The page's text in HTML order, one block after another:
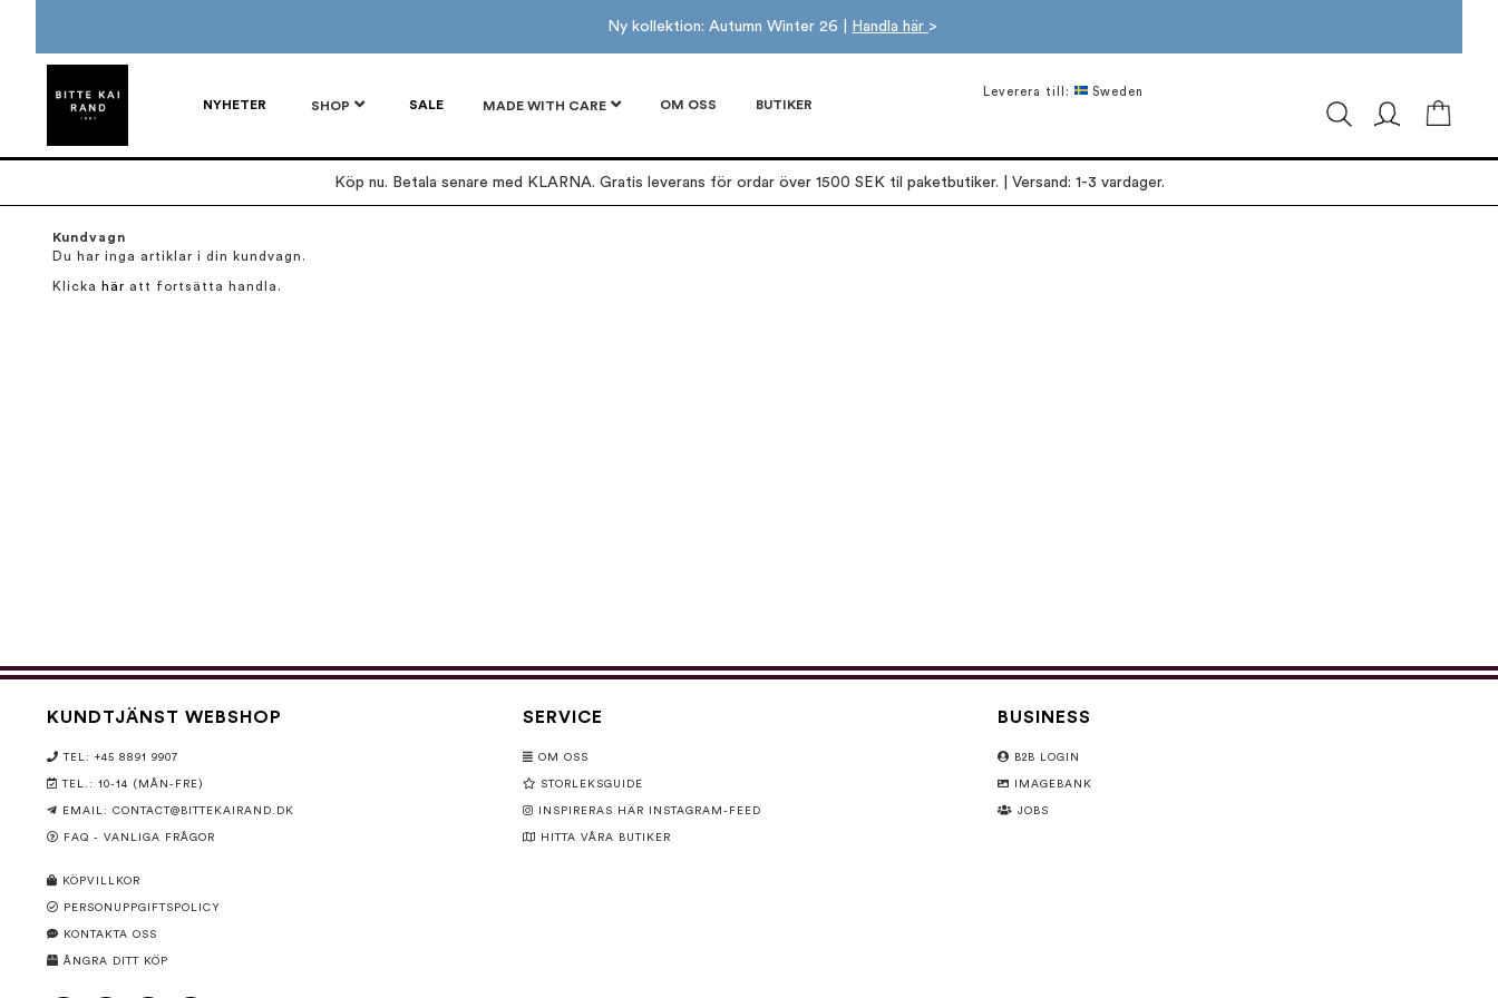
Ny kollektion: Autumn Winter 26 | Handla här >
NYHETER SHOP SALE MADE WITH CARE OM OSS BUTIKER
Leverera till: Sweden
Köp nu. Betala senare med KLARNA. Gratis leverans för ordar över 1500 SEK til paketbutiker. | Versand: 1-3 vardager.
Kundvagn
Du har inga artiklar i din kundvagn.
Klicka här att fortsätta handla.
KUNDTJÄNST WEBSHOP
TEL: +45 8891 9907
TEL.: 10-14 (MÅN-FRE)
EMAIL: CONTACT@BITTEKAIRAND.DK
FAQ - VANLIGA FRÅGOR
KÖPVILLKOR
PERSONUPPGIFTSPOLICY
KONTAKTA OSS
ÅNGRA DITT KÖP
SERVICE
OM OSS
STORLEKSGUIDE
INSPIRERAS HÄR INSTAGRAM-FEED
HITTA VÅRA BUTIKER
BUSINESS
B2B LOGIN
IMAGEBANK
JOBS